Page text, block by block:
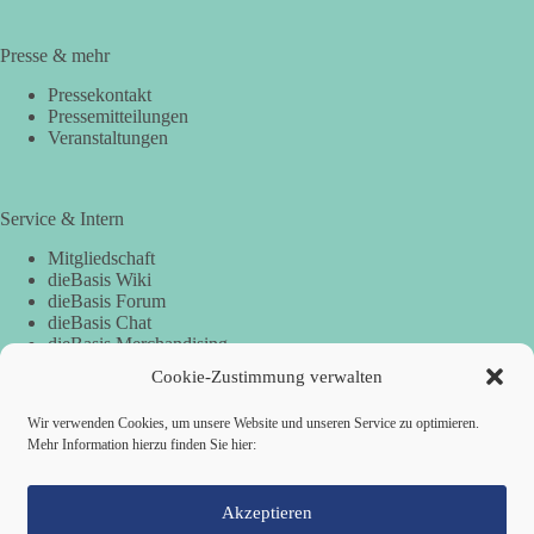
Cookie-Zustimmung verwalten
Wir verwenden Cookies, um unsere Website und unseren Service zu optimieren.
Mehr Information hierzu finden Sie hier:
Akzeptieren
durch Volksentscheid
Wahlwerbespots für die LTW / BezTW Bayern 2023
dieBasis Wahlwerbespot „Irgendetwas stimmt ganz
Bezirkstagswahlen in Bayern 2023
Presse & mehr
Pressekontakt
Pressemitteilungen
Veranstaltungen
Service & Intern
Mitgliedschaft
dieBasis Wiki
dieBasis Forum
dieBasis Chat
dieBasis Merchandising
Spenden